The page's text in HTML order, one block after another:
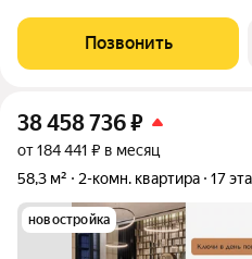
статично, оно
Позвонить
38 458 736₽
от 184 441 ₽ в месяц
58,3 м²
2-комн. квартира 17
новостройка